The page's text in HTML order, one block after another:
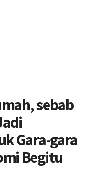
sebab
Gara-gara
Begitu